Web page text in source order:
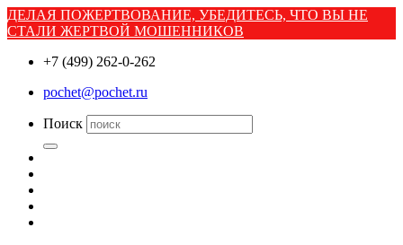
ДЕЛАЯ ПОЖЕРТВОВАНИЕ, УБЕДИТЕСЬ, ЧТО ВЫ НЕ
СТАЛИ ЖЕРТВОЙ МОШЕННИКОВ
+7 (499) 262-0-262
pochet@pochet.ru
Поиск